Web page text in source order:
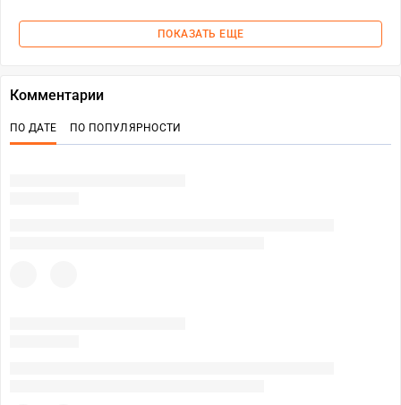
ПОКАЗАТЬ ЕЩЕ
Комментарии
ПО ДАТЕ ПО ПОПУЛЯРНОСТИ